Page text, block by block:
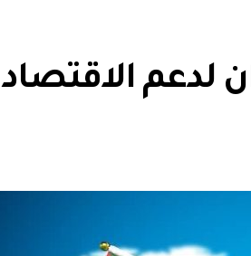
لدعم الاقتصاد